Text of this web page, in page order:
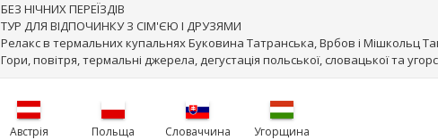
БЕЗ НІЧНИХ ПЕРЕЇЗДІВ
ТУР ДЛЯ ВІДПОЧИНКУ З СІМ'ЄЮ І ДРУЗЯМИ
Релакс в термальних купальнях Буковина Татранська, Врбов і Мішкольц
Гори, повітря, термальні джерела, дегустація польської, словацької та
Австрія Польща Словаччина Угорщина